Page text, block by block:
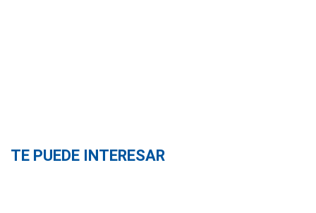
TE PUEDE INTERESAR